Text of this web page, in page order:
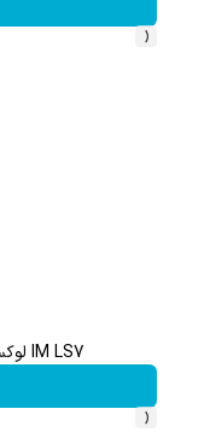
‹
IM LS7 لوکس ترین شاسی بلند برقی ایران
‹